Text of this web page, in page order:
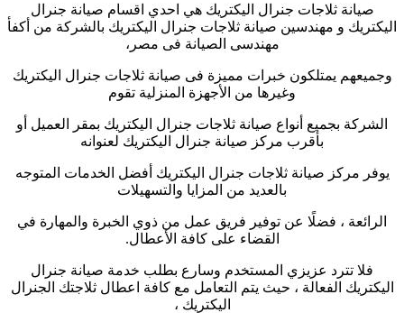
صيانة ثلاجات جنرال اليكتريك هي احدي اقسام صيانة جنرال
اليكتريك و مهندسين صيانة ثلاجات جنرال اليكتريك بالشركة من أكفأ
مهندسى الصيانة فى مصر،
وجميعهم يمتلكون خبرات مميزة فى صيانة ثلاجات جنرال اليكتريك
وغيرها من الأجهزة المنزلية تقوم
الشركة بجميع أنواع صيانة ثلاجات جنرال اليكتريك بمقر العميل أو
بأقرب مركز صيانة جنرال اليكتريك لعنوانه
يوفر مركز صيانة ثلاجات جنرال اليكتريك أفضل الخدمات المتوجه
بالعديد من المزايا والتسهيلات
الرائعة ، فضلًا عن توفير فريق عمل من ذوي الخبرة والمهارة في
القضاء على كافة الأعطال.
فلا تترد عزيزي المستخدم وسارع بطلب خدمة صيانة جنرال
اليكتريك الفعالة ، حيث يتم التعامل مع كافة اعطال ثلاجتك الجنرال
اليكتريك ،